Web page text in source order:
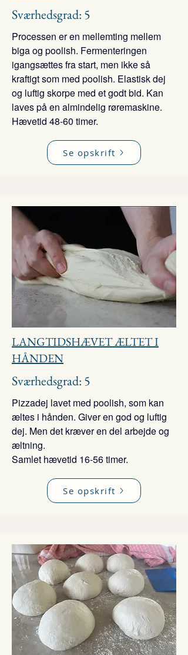
Sværhedsgrad: 5
Processen er en mellemting mellem
biga og poolish. Fermenteringen
igangsættes fra start, men ikke så
kraftigt som med poolish. Elastisk dej
og luftig skorpe med et godt bid. Kan
laves på en almindelig røremaskine.
Hævetid 48-60 timer.
Se opskrift
LANGTIDSHÆVET ÆLTET I
HÅNDEN
Sværhedsgrad: 5
Pizzadej lavet med poolish, som kan
æltes i hånden. Giver en god og luftig
dej. Men det kræver en del arbejde og
æltning.
Samlet hævetid 16-56 timer.
Se opskrift